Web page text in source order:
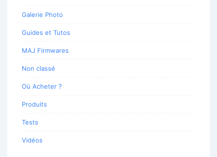
Galerie Photo
Guides et Tutos
MAJ Firmwares
Non classé
Où Acheter ?
Produits
Tests
Vidéos